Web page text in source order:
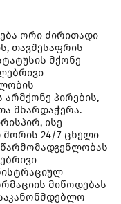
ორი ძირითადი
თავშესაფრის
მქონე
პირების,
მხარდაჭერა.
ისე
შორის 24/7 ცხელი
მიწოდებას